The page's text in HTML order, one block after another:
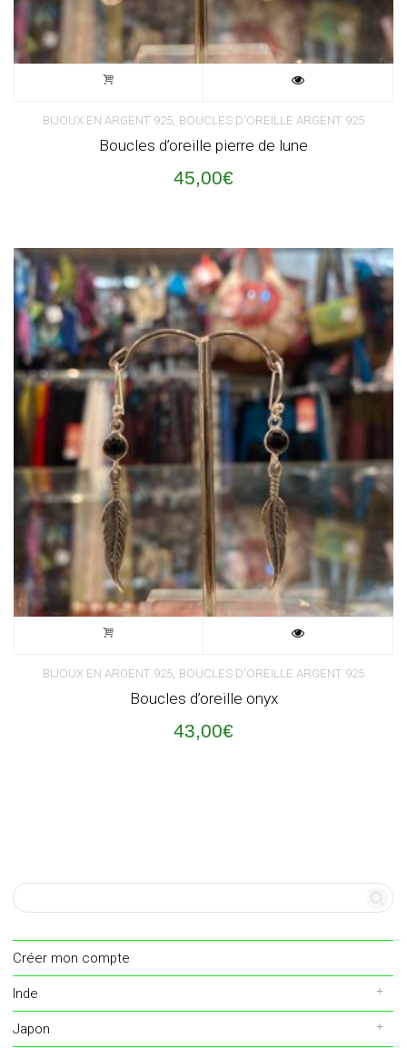
BIJOUX EN ARGENT 925, BOUCLES D'OREILLE ARGENT 925
Boucles d’oreille pierre de lune
45,00€
BIJOUX EN ARGENT 925, BOUCLES D'OREILLE ARGENT 925
Boucles d’oreille onyx
43,00€
Créer mon compte
Inde
Japon